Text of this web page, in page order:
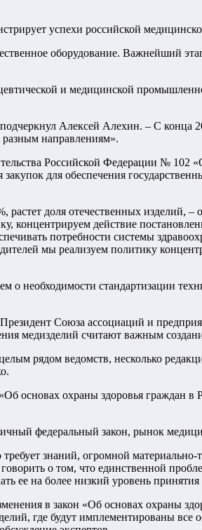
успехи российской
оборудование. Важнейший
и медицинской
Алексей Алехин. – С конца
направлениям».
Российской Федерации № 102
для обеспечения
растет доля отечественных
концентрируем действие
потребности системы
мы реализуем политику
о необходимости стандартизации
Союза ассоциаций и
медизделий считают важным
рядом ведомств, несколько
основах охраны здоровья граждан
федеральный закон, рынок
знаний, огромной
о том, что единственной
ее на более низкий уровень
в закон «Об основах охраны
где будут имплементированы все